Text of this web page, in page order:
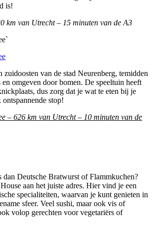
is!
km van Utrecht – 15 minuten van de A3
zuidoosten van de stad Neurenberg, temidden
en omgeven door bomen. De speeltuin heeft
dus zorg dat je wat te eten bij je
stop!
– 626 km van Utrecht – 10 minuten van de
dan Deutsche Bratwurst of Flammkuchen?
aan het juiste adres. Hier vind je een
specialiteiten, waarvan je kunt genieten in
sfeer. Veel sushi, maar ook vis of
volop gerechten voor vegetariërs of